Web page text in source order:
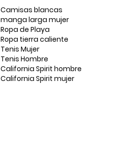
Camisas blancas
manga larga mujer
Ropa de Playa
Ropa tierra caliente
Tenis Mujer
Tenis Hombre
California Spirit hombre
California Spirit mujer